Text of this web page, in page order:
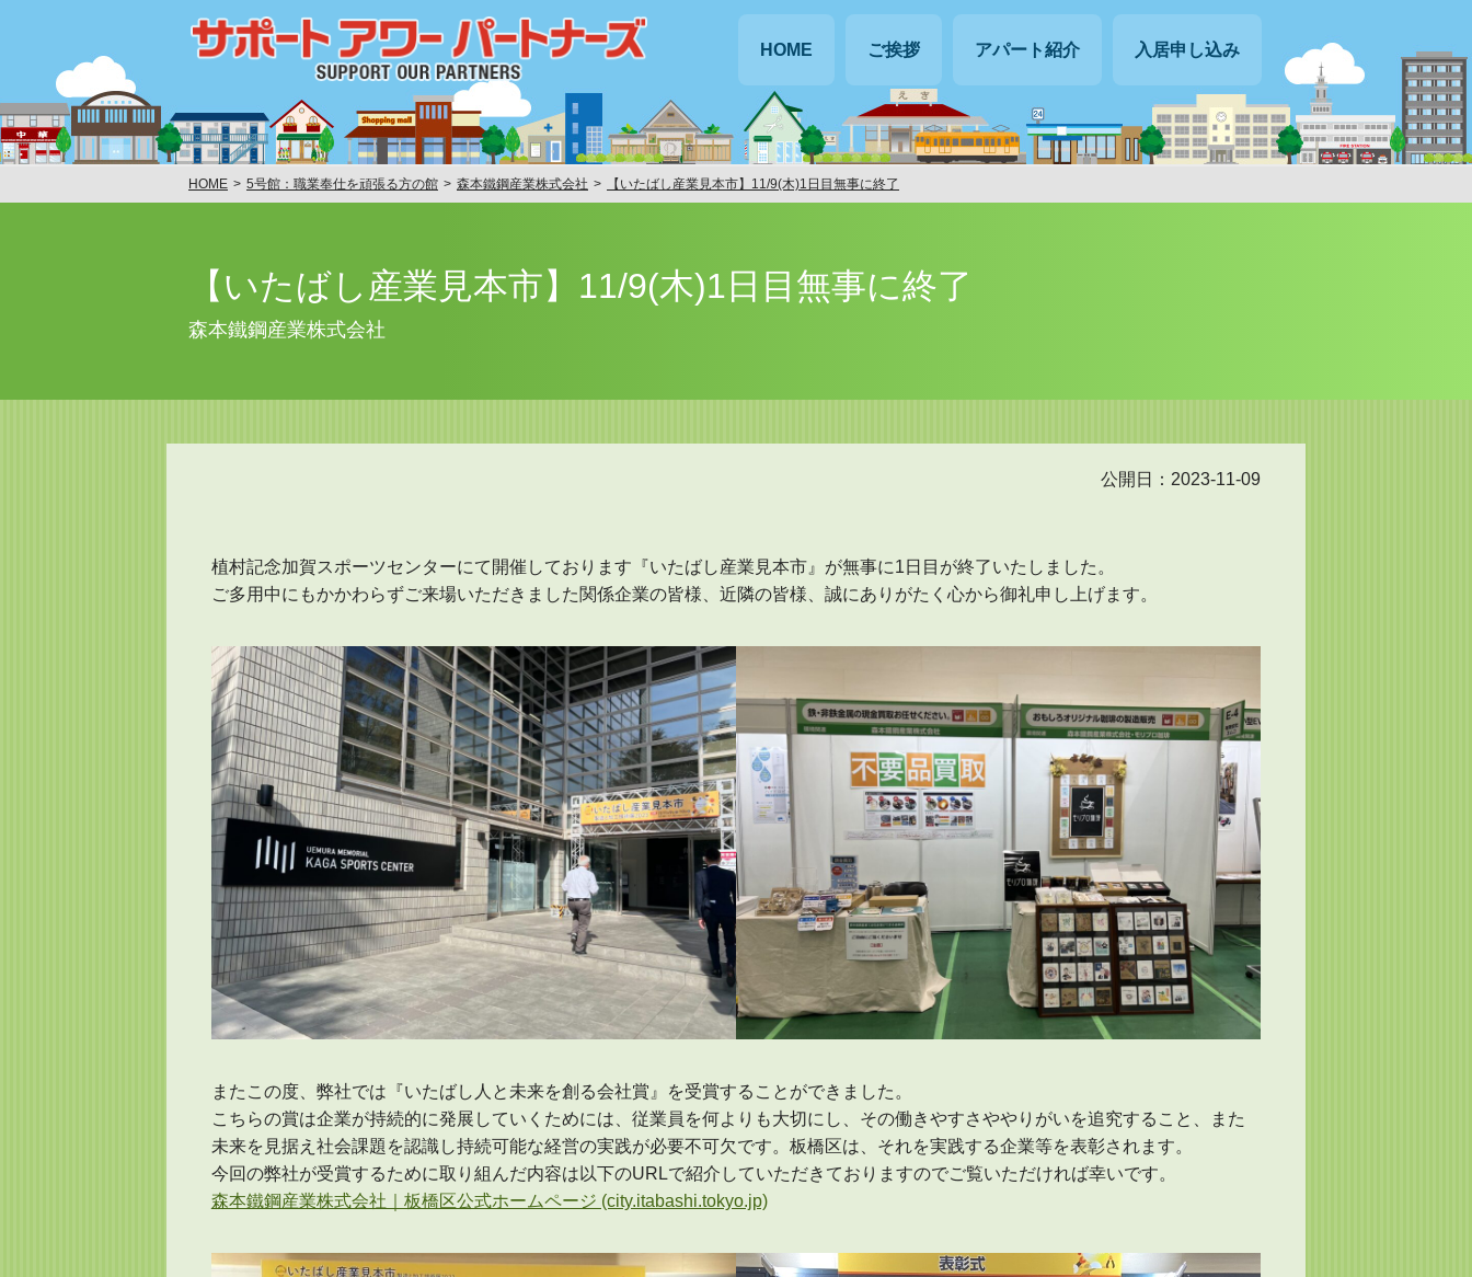
HOME ご挨拶 アパート紹介 入居申し込み
HOME 5号館：職業奉仕を頑張る方の館 森本鐵鋼産業株式会社 【いたばし産業見本市】11/9(木)1日目無事に終了
【いたばし産業見本市】11/9(木)1日目無事に終了
森本鐵鋼産業株式会社
公開日：2023-11-09
植村記念加賀スポーツセンターにて開催しております『いたばし産業見本市』が無事に1日目が終了いたしました。
ご多用中にもかかわらずご来場いただきました関係企業の皆様、近隣の皆様、誠にありがたく心から御礼申し上げます。
またこの度、弊社では『いたばし人と未来を創る会社賞』を受賞することができました。
こちらの賞は企業が持続的に発展していくためには、従業員を何よりも大切にし、その働きやすさややりがいを追究すること、また
未来を見据え社会課題を認識し持続可能な経営の実践が必要不可欠です。板橋区は、それを実践する企業等を表彰されます。
今回の弊社が受賞するために取り組んだ内容は以下のURLで紹介していただきておりますのでご覧いただければ幸いです。
森本鐵鋼産業株式会社｜板橋区公式ホームページ (city.itabashi.tokyo.jp)